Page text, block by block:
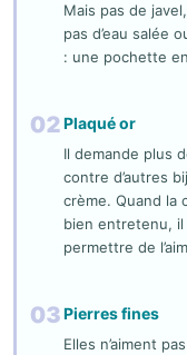
Mais pas de
pas d’eau salée
: une pochette
02Plaqué or
Il demande plus
contre d’autres
crème. Quand la
bien entretenu,
permettre de
03Pierres fines
Elles n’aiment